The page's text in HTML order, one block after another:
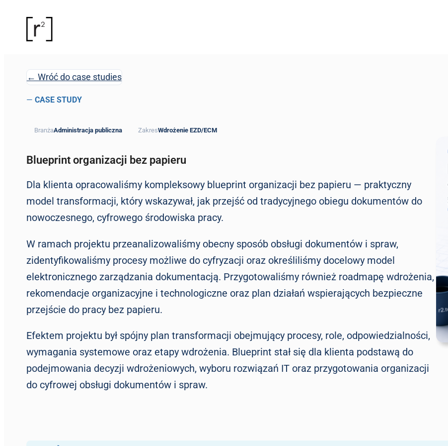
← Wróć do case studies
— CASE STUDY
BranżaAdministracja publiczna ZakresWdrożenie EZD/ECM
Blueprint organizacji bez papieru
Dla klienta opracowaliśmy kompleksowy blueprint organizacji bez papieru — praktyczny
model transformacji, który wskazywał, jak przejść od tradycyjnego obiegu dokumentów do
nowoczesnego, cyfrowego środowiska pracy.
W ramach projektu przeanalizowaliśmy obecny sposób obsługi dokumentów i spraw,
zidentyfikowaliśmy procesy możliwe do cyfryzacji oraz określiliśmy docelowy model
elektronicznego zarządzania dokumentacją. Przygotowaliśmy również roadmapę wdrożenia,
rekomendacje organizacyjne i technologiczne oraz plan działań wspierających bezpieczne
przejście do pracy bez papieru.
Efektem projektu był spójny plan transformacji obejmujący procesy, role, odpowiedzialności,
wymagania systemowe oraz etapy wdrożenia. Blueprint stał się dla klienta podstawą do
podejmowania decyzji wdrożeniowych, wyboru rozwiązań IT oraz przygotowania organizacji
do cyfrowej obsługi dokumentów i spraw.